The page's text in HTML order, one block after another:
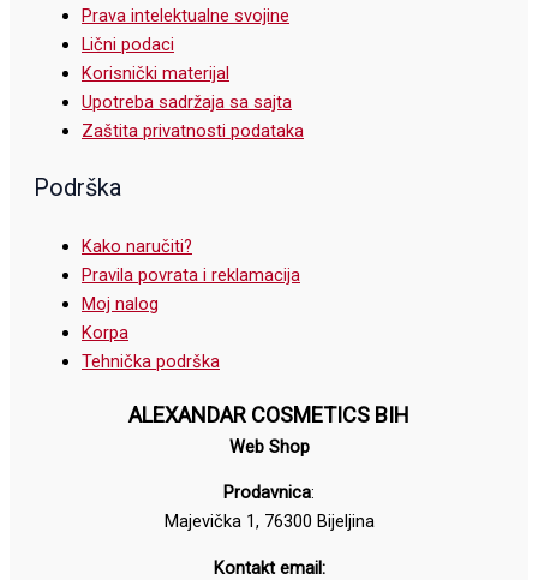
Prava intelektualne svojine
Lični podaci
Korisnički materijal
Upotreba sadržaja sa sajta
Zaštita privatnosti podataka
Podrška
Kako naručiti?
Pravila povrata i reklamacija
Moj nalog
Korpa
Tehnička podrška
ALEXANDAR COSMETICS BIH
Web Shop
Prodavnica:
Majevička 1, 76300 Bijeljina
Kontakt email: